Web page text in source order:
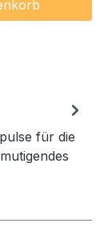
für die